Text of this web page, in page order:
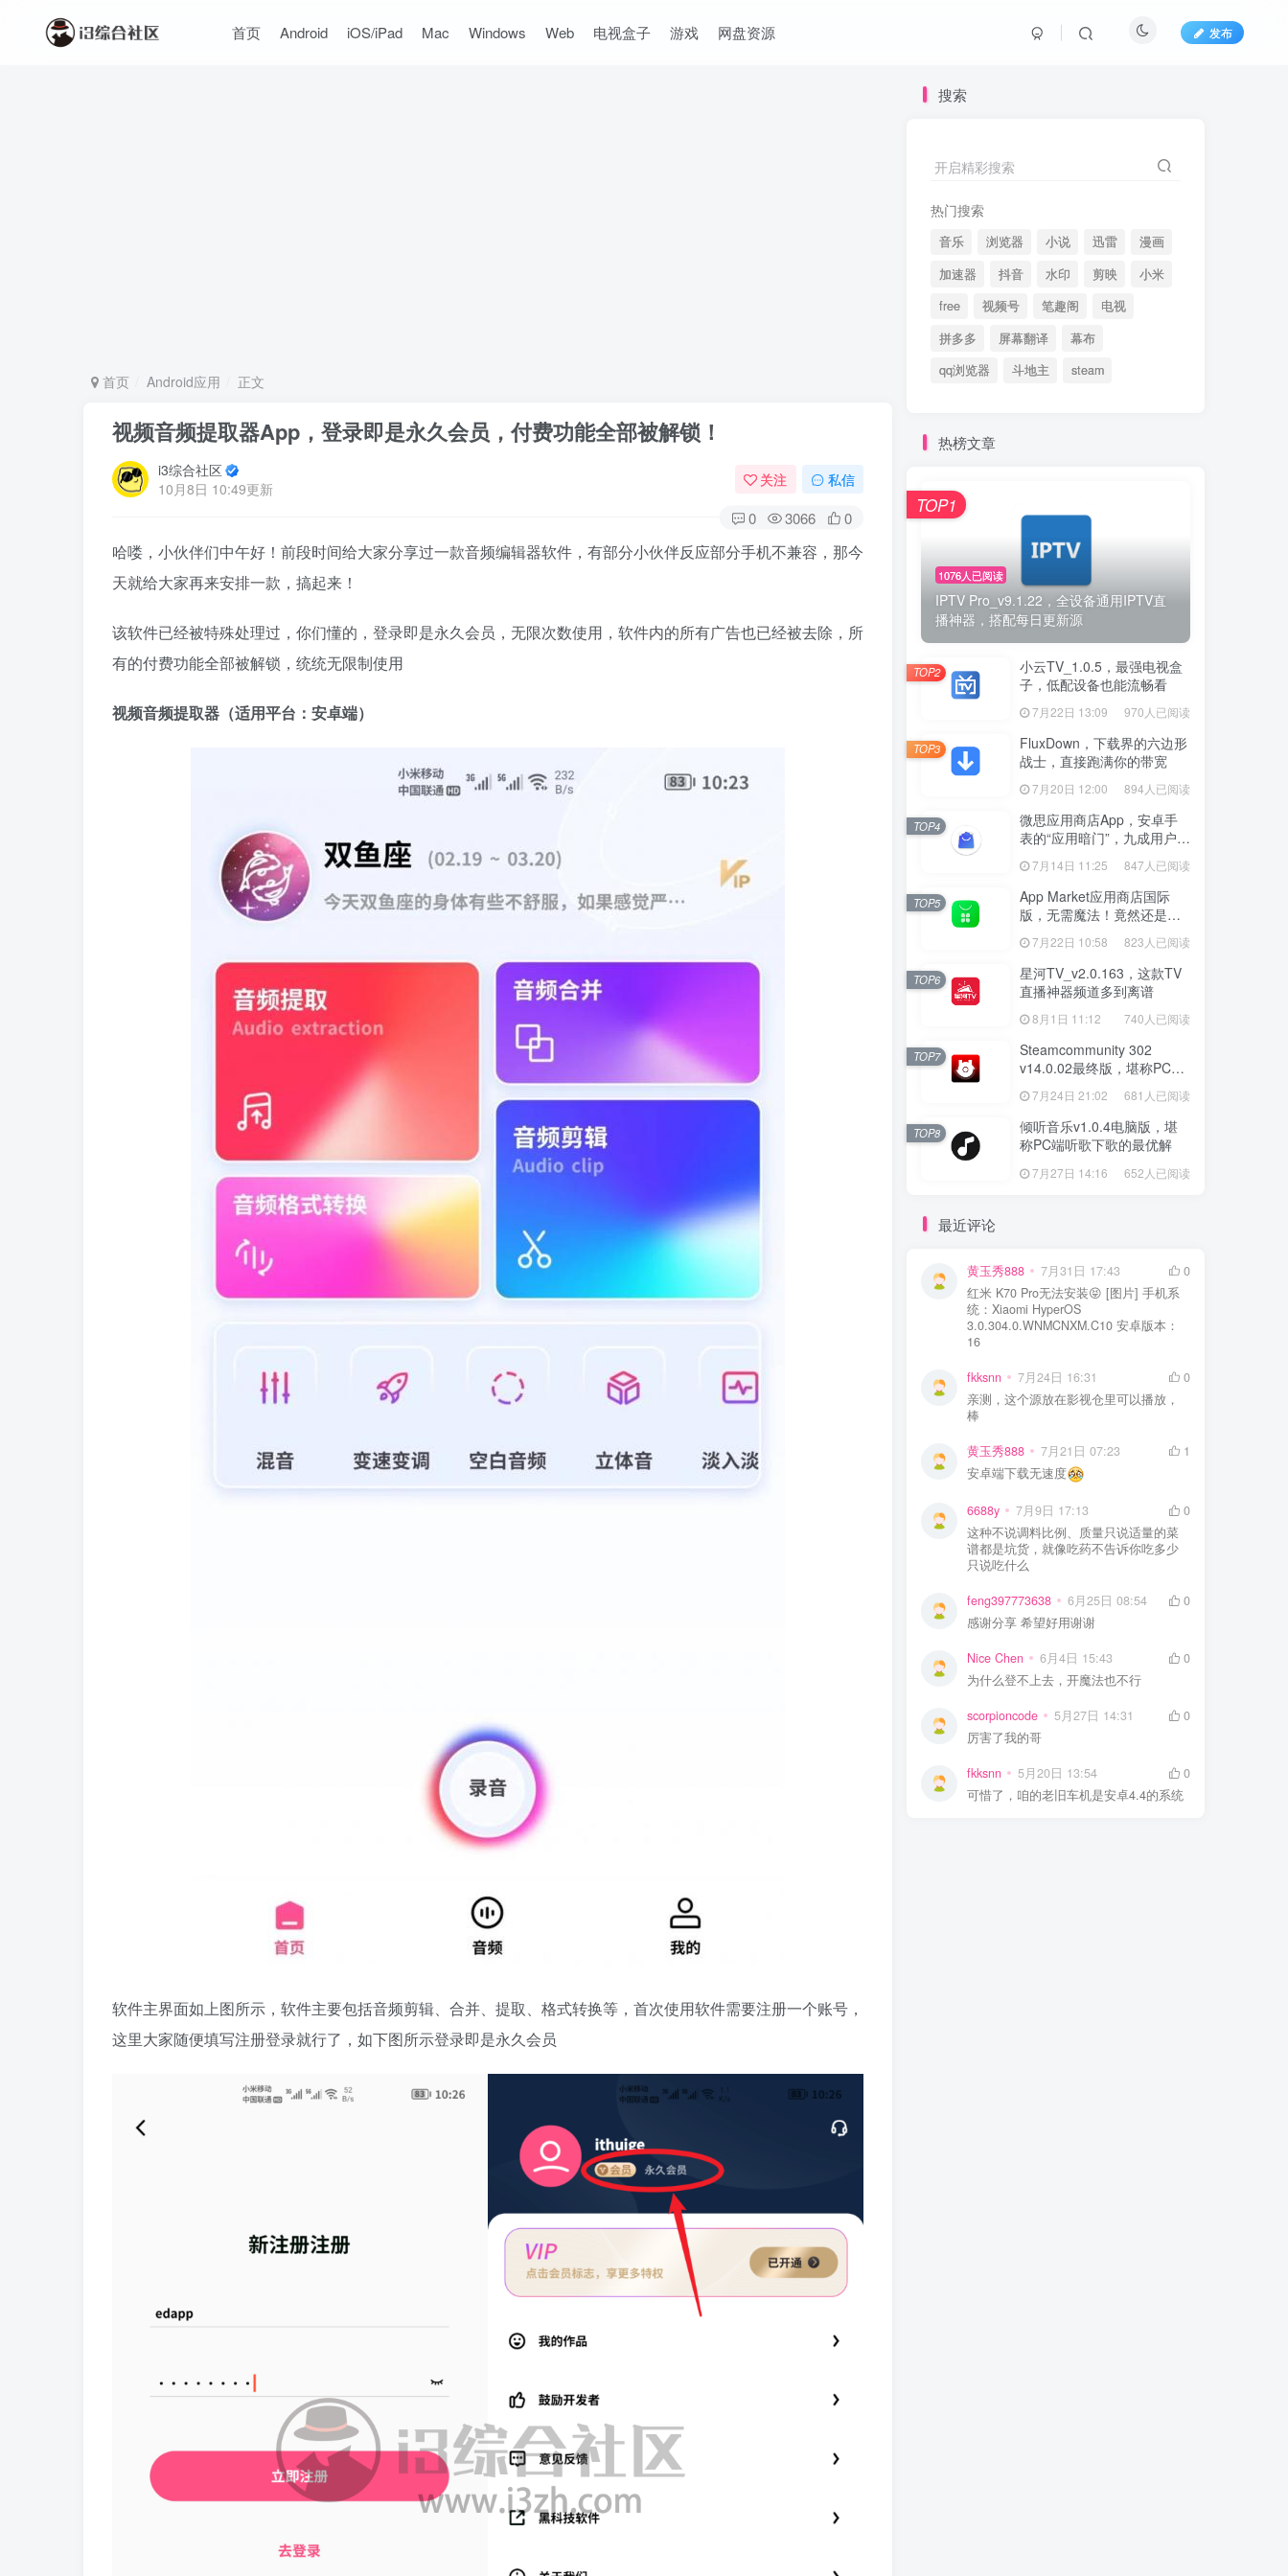
首页 Android iOS/iPad Mac Windows Web 电视盒子 游戏 网盘资源 发布
首页 Android应用 正文
视频音频提取器App，登录即是永久会员，付费功能全部被解锁！
i3综合社区
10月8日 10:49更新
关注 私信
0 3066 0
哈喽，小伙伴们中午好！前段时间给大家分享过一款音频编辑器软件，有部分小伙伴反应部分手机不兼容，那今
天就给大家再来安排一款，搞起来！
该软件已经被特殊处理过，你们懂的，登录即是永久会员，无限次数使用，软件内的所有广告也已经被去除，所
有的付费功能全部被解锁，统统无限制使用
视频音频提取器（适用平台：安卓端）
软件主界面如上图所示，软件主要包括音频剪辑、合并、提取、格式转换等，首次使用软件需要注册一个账号，
这里大家随便填写注册登录就行了，如下图所示登录即是永久会员
搜索
开启精彩搜索
热门搜索
音乐 浏览器 小说 迅雷
漫画
加速器
抖音 水印 剪映
小米
free
视频号 笔趣阁
电视
拼多多
屏幕翻译
幕布
qq浏览器
斗地主 steam
热榜文章
1076人已阅读
IPTV Pro_v9.1.22，全设备通用IPTV直
播神器，搭配每日更新源
TOP1
小云TV_1.0.5，最强电视盒
子，低配设备也能流畅看
7月22日 13:09 970人已阅读
TOP2
FluxDown，下载界的六边形
战士，直接跑满你的带宽
7月20日 12:00 894人已阅读
TOP3
微思应用商店App，安卓手
表的“应用暗门”，九成用户还
没发现
7月14日 11:25 847人已阅读
TOP4
App Market应用商店国际
版，无需魔法！竟然还是大
厂出品？
7月22日 10:58 823人已阅读
TOP5
星河TV_v2.0.163，这款TV
直播神器频道多到离谱
8月1日 11:12 740人已阅读
TOP6
Steamcommunity 302
v14.0.02最终版，堪称PC玩
家必备的网络工具箱
7月24日 21:02 681人已阅读
TOP7
倾听音乐v1.0.4电脑版，堪
称PC端听歌下歌的最优解
7月27日 14:16 652人已阅读
TOP8
最近评论
黄玉秀888 7月31日 17:43
0
红米 K70 Pro无法安装😝 [图片] 手机系
统：Xiaomi HyperOS
3.0.304.0.WNMCNXM.C10 安卓版本：
16
fkksnn 7月24日 16:31
0
亲测，这个源放在影视仓里可以播放，
棒
黄玉秀888 7月21日 07:23
1
安卓端下载无速度
6688y 7月9日 17:13
0
这种不说调料比例、质量只说适量的菜
谱都是坑货，就像吃药不告诉你吃多少
只说吃什么
feng397773638 6月25日 08:54
0
感谢分享 希望好用谢谢
Nice Chen 6月4日 15:43
0
为什么登不上去，开魔法也不行
scorpioncode 5月27日 14:31
0
厉害了我的哥
fkksnn 5月20日 13:54
0
可惜了，咱的老旧车机是安卓4.4的系统